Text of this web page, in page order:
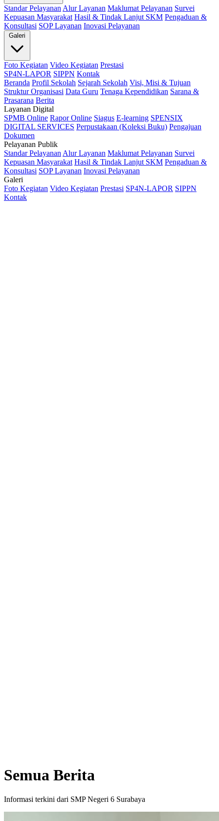
Standar Pelayanan Alur Layanan Maklumat Pelayanan Survei
Kepuasan Masyarakat Hasil & Tindak Lanjut SKM Pengaduan &
Konsultasi SOP Layanan Inovasi Pelayanan
Galeri
Foto Kegiatan Video Kegiatan Prestasi
SP4N-LAPOR SIPPN Kontak
Beranda Profil Sekolah Sejarah Sekolah Visi, Misi & Tujuan
Struktur Organisasi Data Guru Tenaga Kependidikan Sarana &
Prasarana Berita
Layanan Digital
SPMB Online Rapor Online Siagus E-learning SPENSIX
DIGITAL SERVICES Perpustakaan (Koleksi Buku) Pengajuan
Dokumen
Pelayanan Publik
Standar Pelayanan Alur Layanan Maklumat Pelayanan Survei
Kepuasan Masyarakat Hasil & Tindak Lanjut SKM Pengaduan &
Konsultasi SOP Layanan Inovasi Pelayanan
Galeri
Foto Kegiatan Video Kegiatan Prestasi SP4N-LAPOR SIPPN
Kontak
Semua Berita
Informasi terkini dari SMP Negeri 6 Surabaya